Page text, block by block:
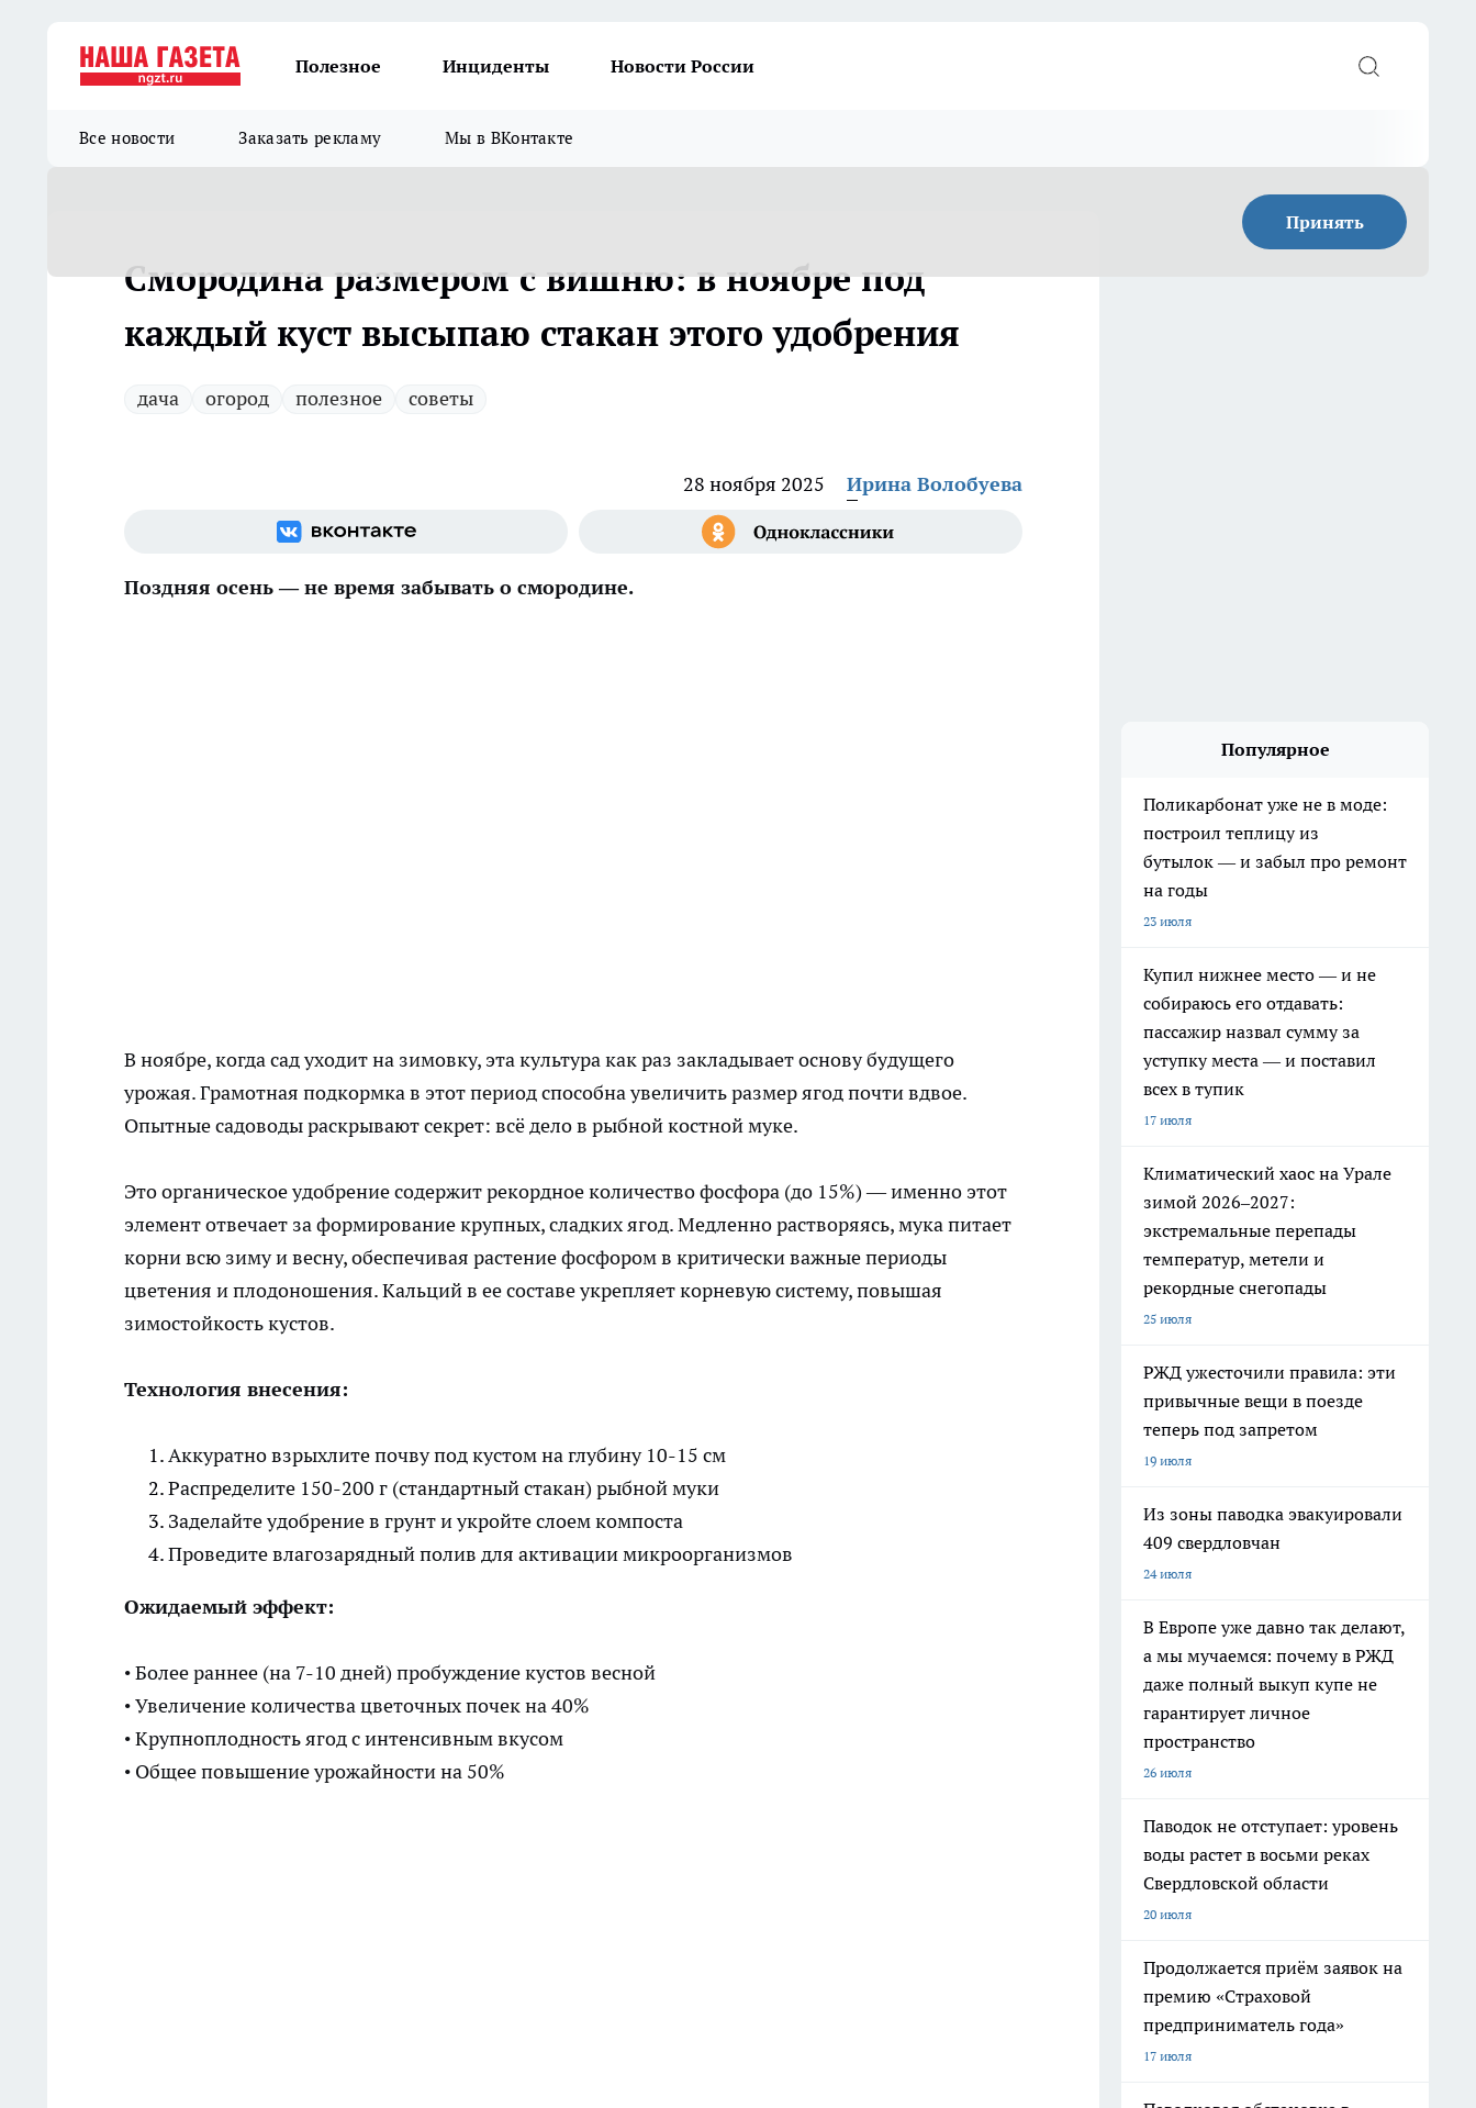
Полезное Инциденты Новости России
Все новости Заказать рекламу Мы в ВКонтакте
Принять
Смородина размером с вишню: в ноябре под
каждый куст высыпаю стакан этого удобрения
дача огород полезное советы
28 ноября 2025 Ирина Волобуева
Поздняя осень — не время забывать о смородине.
В ноябре, когда сад уходит на зимовку, эта культура как раз закладывает основу будущего
урожая. Грамотная подкормка в этот период способна увеличить размер ягод почти вдвое.
Опытные садоводы раскрывают секрет: всё дело в рыбной костной муке.
Это органическое удобрение содержит рекордное количество фосфора (до 15%) — именно этот
элемент отвечает за формирование крупных, сладких ягод. Медленно растворяясь, мука питает
корни всю зиму и весну, обеспечивая растение фосфором в критически важные периоды
цветения и плодоношения. Кальций в ее составе укрепляет корневую систему, повышая
зимостойкость кустов.
Технология внесения:
Аккуратно взрыхлите почву под кустом на глубину 10-15 см
Распределите 150-200 г (стандартный стакан) рыбной муки
Заделайте удобрение в грунт и укройте слоем компоста
Проведите влагозарядный полив для активации микроорганизмов
Ожидаемый эффект:
• Более раннее (на 7-10 дней) пробуждение кустов весной
• Увеличение количества цветочных почек на 40%
• Крупноплодность ягод с интенсивным вкусом
• Общее повышение урожайности на 50%
Популярное
Поликарбонат уже не в моде:
построил теплицу из
бутылок — и забыл про ремонт
на годы
23 июля
Купил нижнее место — и не
собираюсь его отдавать:
пассажир назвал сумму за
уступку места — и поставил
всех в тупик
17 июля
Климатический хаос на Урале
зимой 2026–2027:
экстремальные перепады
температур, метели и
рекордные снегопады
25 июля
РЖД ужесточили правила: эти
привычные вещи в поезде
теперь под запретом
19 июля
Из зоны паводка эвакуировали
409 свердловчан
24 июля
В Европе уже давно так делают,
а мы мучаемся: почему в РЖД
даже полный выкуп купе не
гарантирует личное
пространство
26 июля
Паводок не отступает: уровень
воды растет в восьми реках
Свердловской области
20 июля
Продолжается приём заявок на
премию «Страховой
предприниматель года»
17 июля